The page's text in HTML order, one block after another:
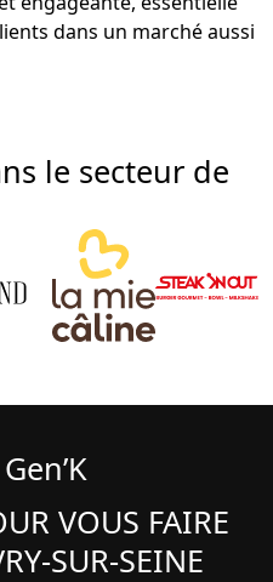
dans un marché aussi
le secteur de
VOUS FAIRE
SUR-SEINE